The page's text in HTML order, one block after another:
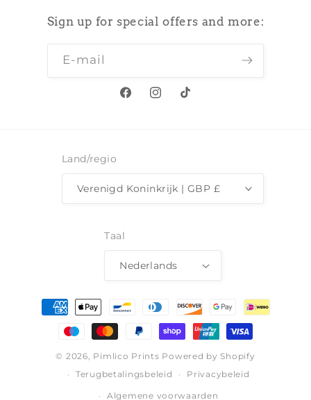
Sign up for special offers and more:
E‑mail
FacebookInstagram
TikTok
Land/regio
Verenigd Koninkrijk | GBP £
Taal
Nederlands
Betaalmethoden
© 2026, Pimlico Prints Powered by Shopify
Terugbetalingsbeleid
Privacybeleid
Algemene voorwaarden